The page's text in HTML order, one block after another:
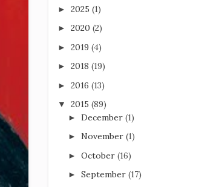
►2025(1)
►2020(2)
►2019(4)
►2018(19)
►2016(13)
▼2015(89)
►December(1)
►November(1)
►October(16)
►September(17)